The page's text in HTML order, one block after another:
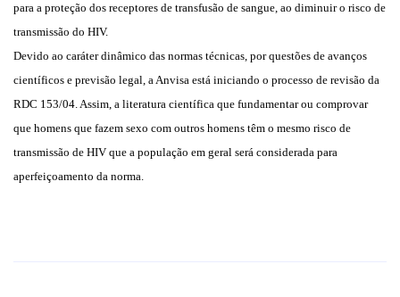
para a proteção dos receptores de transfusão de sangue, ao diminuir o risco de
transmissão do HIV.
Devido ao caráter dinâmico das normas técnicas, por questões de avanços
científicos e previsão legal, a Anvisa está iniciando o processo de revisão da
RDC 153/04. Assim, a literatura científica que fundamentar ou comprovar
que homens que fazem sexo com outros homens têm o mesmo risco de
transmissão de HIV que a população em geral será considerada para
aperfeiçoamento da norma.